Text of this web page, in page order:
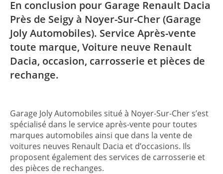
En conclusion pour Garage Renault Dacia
Près de Seigy à Noyer-Sur-Cher (Garage
Joly Automobiles). Service Après-vente
toute marque, Voiture neuve Renault
Dacia, occasion, carrosserie et pièces de
rechange.
Garage Joly Automobiles situé à Noyer-Sur-Cher s’est
spécialisé dans le service après-vente pour toutes
marques automobiles ainsi que dans la vente de
voitures neuves Renault Dacia et d’occasions. Ils
proposent également des services de carrosserie et
des pièces de rechanges.